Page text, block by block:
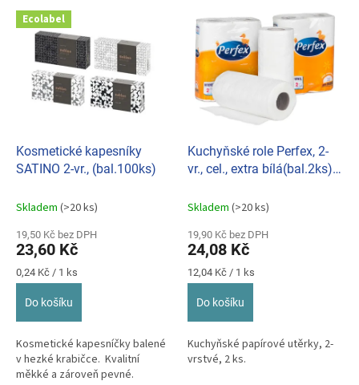
V Ecolabel
Kosmetické kapesníky
SATINO 2-vr., (bal.100ks)
Skladem (>20 ks)
19,50 Kč bez DPH
23,60 Kč
Měrná
cena:
0,24 Kč / 1 ks
Do košíku
Kosmetické kapesníčky balené
v hezké krabičce. Kvalitní
měkké a zároveň pevné.
Kuchyňské role Perfex, 2-
vr., cel., extra bílá(bal.2ks)
Skladem (>20 ks)
19,90 Kč bez DPH
24,08 Kč
Měrná
cena:
12,04 Kč / 1 ks
Do košíku
Kuchyňské papírové utěrky, 2-
vrstvé, 2 ks.